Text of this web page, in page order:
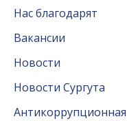
Нас благодарят
Вакансии
Новости
Новости Сургута